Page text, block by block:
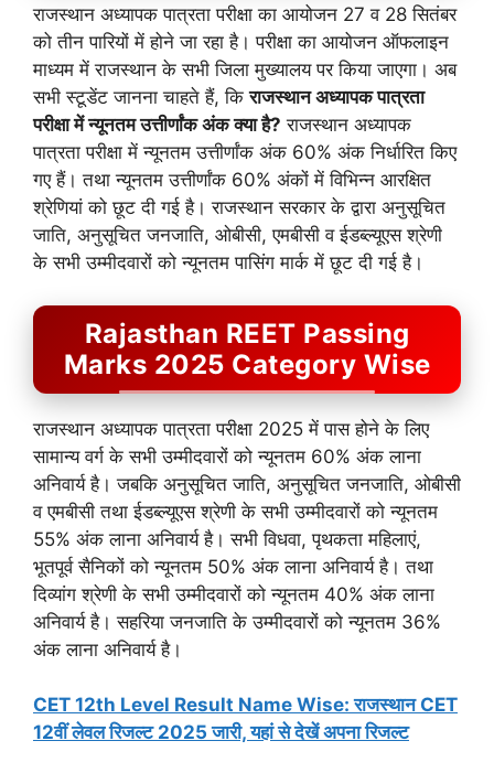
राजस्थान अध्यापक पात्रता परीक्षा का आयोजन 27 व 28 सितंबर
को तीन पारियों में होने जा रहा है। परीक्षा का आयोजन ऑफलाइन
माध्यम में राजस्थान के सभी जिला मुख्यालय पर किया जाएगा। अब
सभी स्टूडेंट जानना चाहते हैं, किराजस्थान अध्यापक पात्रता
परीक्षा में न्यूनतम उत्तीर्णांक अंक क्या है? राजस्थान अध्यापक
पात्रता परीक्षा में न्यूनतम उत्तीर्णांक अंक 60% अंक निर्धारित किए
गए हैं। तथा न्यूनतम उत्तीर्णांक 60% अंकों में विभिन्न आरक्षित
श्रेणियां को छूट दी गई है। राजस्थान सरकार के द्वारा अनुसूचित
जाति, अनुसूचित जनजाति, ओबीसी, एमबीसी व ईडब्ल्यूएस श्रेणी
के सभी उम्मीदवारों को न्यूनतम पासिंग मार्क में छूट दी गई है।
Rajasthan REET Passing
Marks 2025 Category Wise
राजस्थान अध्यापक पात्रता परीक्षा 2025 में पास होने के लिए
सामान्य वर्ग के सभी उम्मीदवारों को न्यूनतम 60% अंक लाना
अनिवार्य है। जबकि अनुसूचित जाति, अनुसूचित जनजाति, ओबीसी
व एमबीसी तथा ईडब्ल्यूएस श्रेणी के सभी उम्मीदवारों को न्यूनतम
55% अंक लाना अनिवार्य है। सभी विधवा, पृथकता महिलाएं,
भूतपूर्व सैनिकों को न्यूनतम 50% अंक लाना अनिवार्य है। तथा
दिव्यांग श्रेणी के सभी उम्मीदवारों को न्यूनतम 40% अंक लाना
अनिवार्य है। सहरिया जनजाति के उम्मीदवारों को न्यूनतम 36%
अंक लाना अनिवार्य है।
CET 12th Level Result Name Wise: राजस्थान CET
12वीं लेवल रिजल्ट 2025 जारी, यहां से देखें अपना रिजल्ट